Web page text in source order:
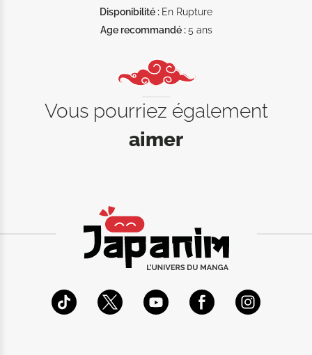
Disponibilité : En Rupture
Age recommandé :5 ans
Vous pourriez également
aimer